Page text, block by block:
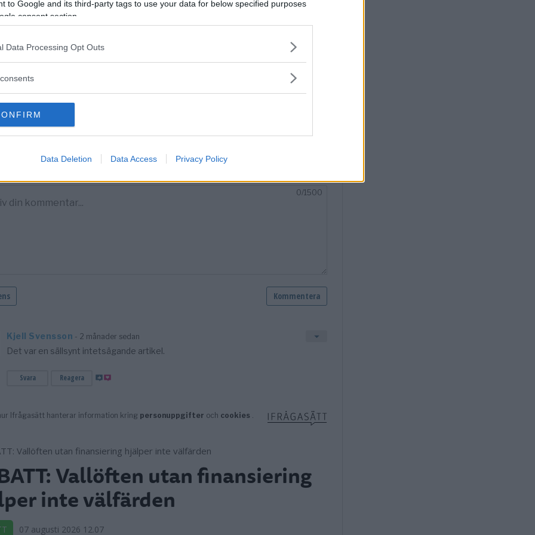
to Google and its third-party tags to use your data for below specified purposes
consent section.
Data Processing Opt Outs
Data Deletion Data Access Privacy Policy
nedan omfattas inte av utgivningsbeviset för www.dagensvastervik.se.
Vallöften utan finansiering
inte välfärden
07 augusti 2026 12.07